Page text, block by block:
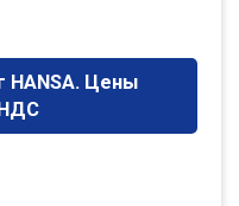
HANSA. Цены